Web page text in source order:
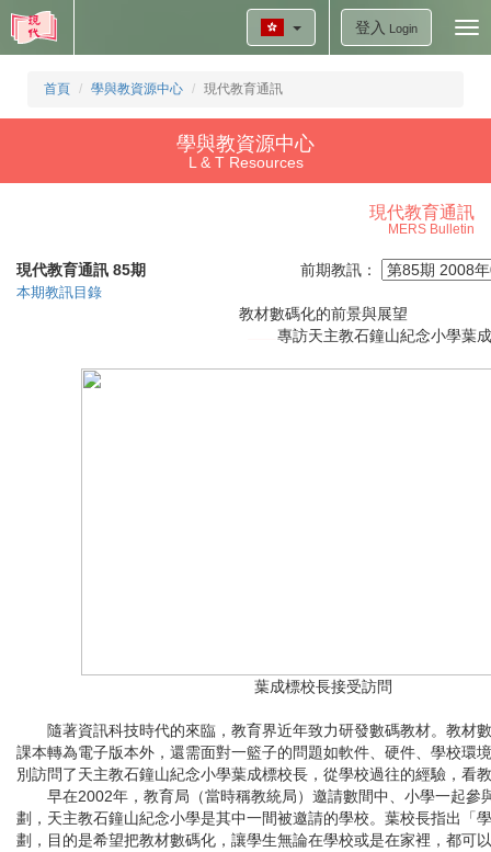
登入 Login
首頁 學與教資源中心 現代教育通訊
學與教資源中心
L & T Resources
現代教育通訊
MERS Bulletin
現代教育通訊 85期 前期教訊：
本期教訊目錄
教材數碼化的前景與展望
專訪天主教石鐘山紀念小學葉
葉成標校長接受訪問
隨著資訊科技時代的來臨，教育界近年致力研發數碼教材。教材
課本轉為電子版本外，還需面對一籃子的問題如軟件、硬件、學校環
別訪問了天主教石鐘山紀念小學葉成標校長，從學校過往的經驗，看
早在2002年，教育局（當時稱教統局）邀請數間中、小學一起參
劃，天主教石鐘山紀念小學是其中一間被邀請的學校。葉校長指出「
劃，目的是希望把教材數碼化，讓學生無論在學校或是在家裡，都可